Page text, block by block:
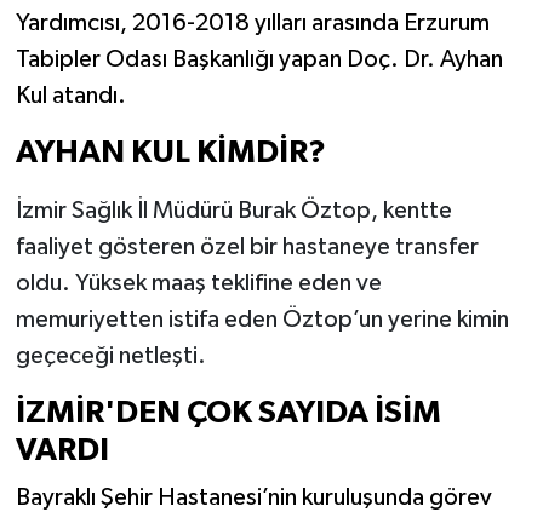
Yardımcısı, 2016-2018 yılları arasında Erzurum
Tabipler Odası Başkanlığı yapan Doç. Dr. Ayhan
Kul atandı.
AYHAN KUL KİMDİR?
İzmir Sağlık İl Müdürü Burak Öztop, kentte
faaliyet gösteren özel bir hastaneye transfer
oldu. Yüksek maaş teklifine eden ve
memuriyetten istifa eden Öztop’un yerine kimin
geçeceği netleşti.
İZMİR'DEN ÇOK SAYIDA İSİM
VARDI
Bayraklı Şehir Hastanesi’nin kuruluşunda görev